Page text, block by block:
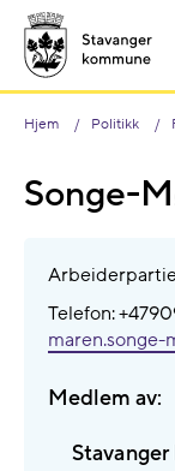
Hjem Politikk
Songe-
Telefon:
maren.songe-
Medlem av: